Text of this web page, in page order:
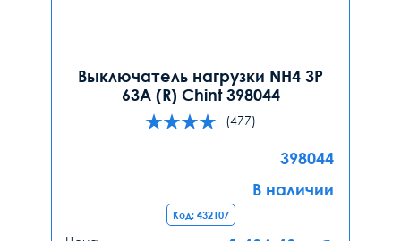
Выключатель нагрузки NH4 3P
63A (R) Chint 398044
(477)
398044
В наличии
Код: 432107